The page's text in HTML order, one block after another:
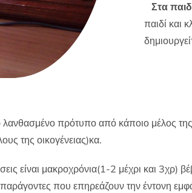
Στα
παιδί και
λανθασμένο πρότυπο από κάποιο μέλος
της οικογένειας)κα.
είναι μακροχρόνια(1-2 μέχρι και 3χρ)
παράγοντες που επηρεάζουν την